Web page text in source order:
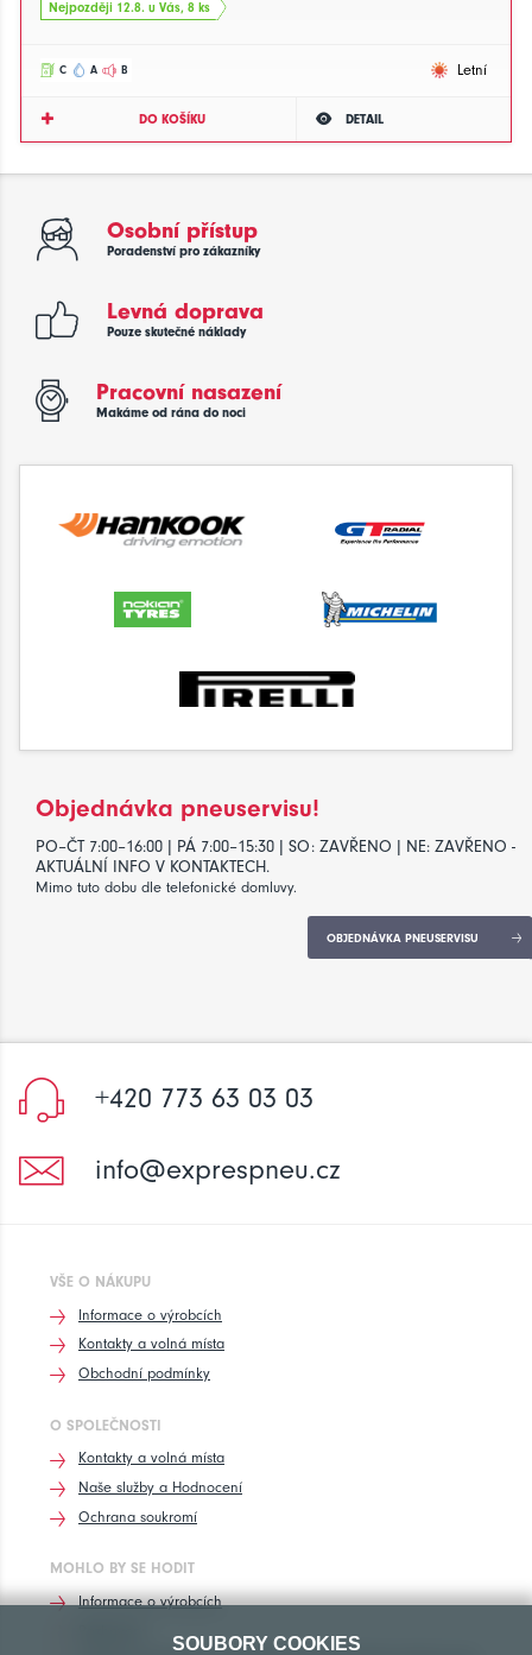
Nejpozději 12.8. u Vás, 8 ks
C A B Letní
DO KOŠÍKU DETAIL
Osobní přístup
Poradenství pro zákazníky
Levná doprava
Pouze skutečné náklady
Pracovní nasazení
Makáme od rána do noci
Objednávka pneuservisu!
PO–ČT 7:00–16:00 | PÁ 7:00–15:30 | SO: ZAVŘENO | NE: ZAVŘENO -
AKTUÁLNÍ INFO V KONTAKTECH.
Mimo tuto dobu dle telefonické domluvy.
OBJEDNÁVKA PNEUSERVISU
+420 773 63 03 03
info@exprespneu.cz
VŠE O NÁKUPU
Informace o výrobcích
Kontakty a volná místa
Obchodní podmínky
O SPOLEČNOSTI
Kontakty a volná místa
Naše služby a Hodnocení
Ochrana soukromí
MOHLO BY SE HODIT
Informace o výrobcích
SOUBORY COOKIES